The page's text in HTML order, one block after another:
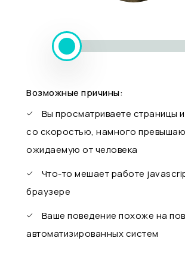
Возможные причины:
Вы просматриваете страницы и
со скоростью, намного
ожидаемую от человека
Что-то мешает работе
браузере
Ваше поведение похоже на
автоматизированных систем